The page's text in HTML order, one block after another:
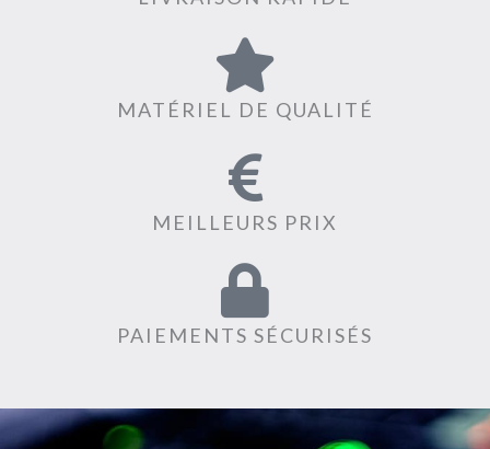
MATÉRIEL DE QUALITÉ
MEILLEURS PRIX
PAIEMENTS SÉCURISÉS